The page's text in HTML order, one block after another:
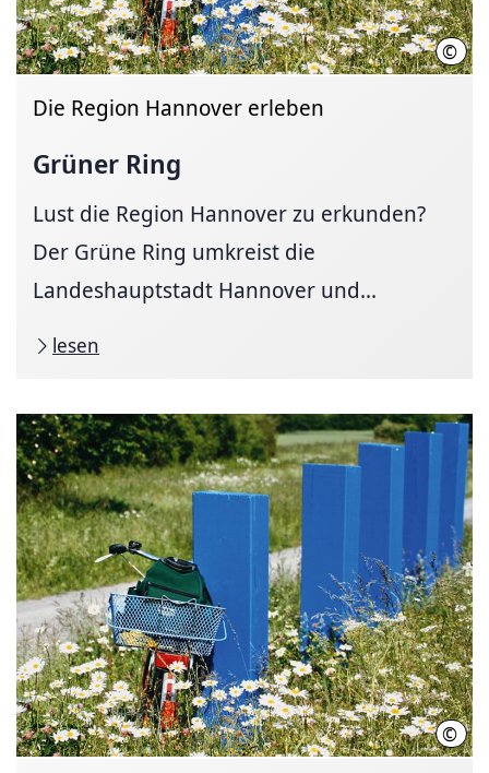
©
Die Region Hannover erleben
Grüner Ring
Lust die Region Hannover zu erkunden?
Der Grüne Ring umkreist die
Landeshauptstadt Hannover und...
lesen
©